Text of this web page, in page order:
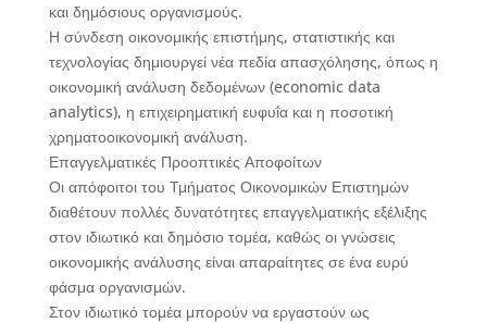
και δημόσιους οργανισμούς.
Η σύνδεση οικονομικής επιστήμης, στατιστικής και
τεχνολογίας δημιουργεί νέα πεδία απασχόλησης, όπως η
οικονομική ανάλυση δεδομένων (economic data
analytics), η επιχειρηματική ευφυΐα και η ποσοτική
χρηματοοικονομική ανάλυση.
Επαγγελματικές Προοπτικές Αποφοίτων
Οι απόφοιτοι του Τμήματος Οικονομικών Επιστημών
διαθέτουν πολλές δυνατότητες επαγγελματικής εξέλιξης
στον ιδιωτικό και δημόσιο τομέα, καθώς οι γνώσεις
οικονομικής ανάλυσης είναι απαραίτητες σε ένα ευρύ
φάσμα οργανισμών.
Στον ιδιωτικό τομέα μπορούν να εργαστούν ως